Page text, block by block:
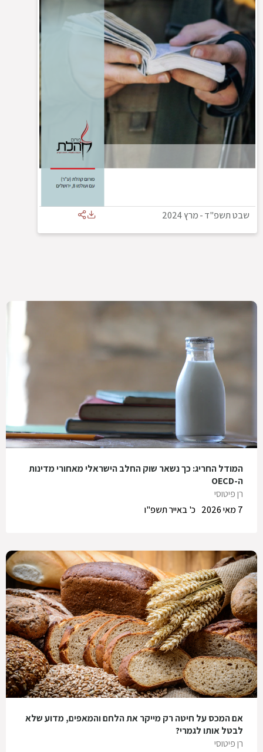
שבט תשפ"ד-מרץ 2024
המודל החריג: כך נשאר שוק החלב הישראלי מאחורי מדינות
ה-OECD
רן פיטוסי
כ' באייר תשפ"ו
7 מאי 2026
אם המכס על חיטה רק מייקר את הלחם והמאפים, מדוע שלא
לבטל אותו לגמרי?
רן פיטוסי